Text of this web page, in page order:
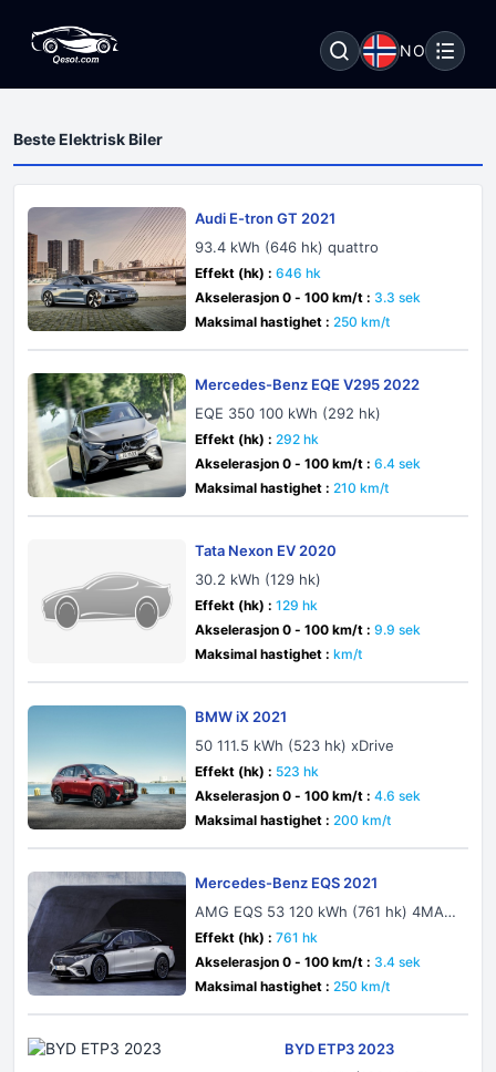
NO
Beste Elektrisk Biler
Audi E-tron GT 2021
93.4 kWh (646 hk) quattro
Effekt (hk) : 646 hk
Akselerasjon 0 - 100 km/t : 3.3 sek
Maksimal hastighet : 250 km/t
Mercedes-Benz EQE V295 2022
EQE 350 100 kWh (292 hk)
Effekt (hk) : 292 hk
Akselerasjon 0 - 100 km/t : 6.4 sek
Maksimal hastighet : 210 km/t
Tata Nexon EV 2020
30.2 kWh (129 hk)
Effekt (hk) : 129 hk
Akselerasjon 0 - 100 km/t : 9.9 sek
Maksimal hastighet : km/t
BMW iX 2021
50 111.5 kWh (523 hk) xDrive
Effekt (hk) : 523 hk
Akselerasjon 0 - 100 km/t : 4.6 sek
Maksimal hastighet : 200 km/t
Mercedes-Benz EQS 2021
AMG EQS 53 120 kWh (761 hk) 4MATI
C+ AMG DYNAMIC PLUS
Effekt (hk) : 761 hk
Akselerasjon 0 - 100 km/t : 3.4 sek
Maksimal hastighet : 250 km/t
BYD ETP3 2023